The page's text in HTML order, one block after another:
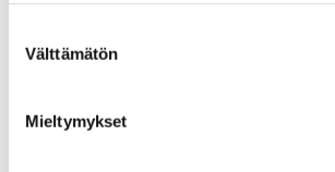
valinta
Välttämätön
Mieltymykset